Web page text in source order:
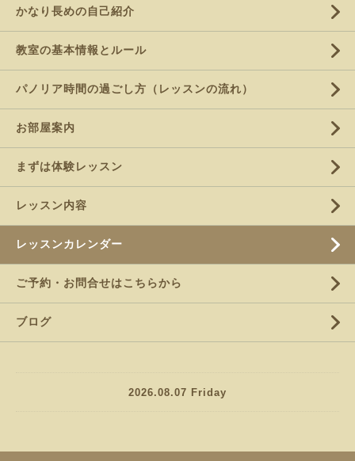
かなり長めの自己紹介
教室の基本情報とルール
パノリア時間の過ごし方（レッスンの流れ）
お部屋案内
まずは体験レッスン
レッスン内容
レッスンカレンダー
ご予約・お問合せはこちらから
ブログ
2026.08.07 Friday